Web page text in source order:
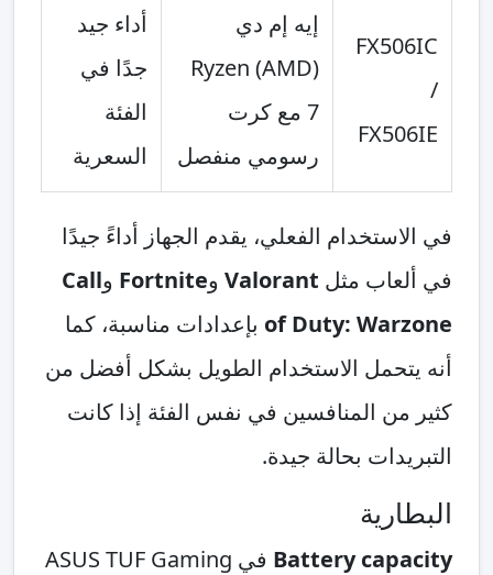
FX506IC
/
FX506IE
إيه إم دي
(AMD) Ryzen
7 مع كرت
رسومي منفصل
أداء جيد
جدًا في
الفئة
السعرية
في الاستخدام الفعلي، يقدم الجهاز أداءً جيدًا
في ألعاب مثل Valorant وFortnite وCall
of Duty: Warzone بإعدادات مناسبة، كما
أنه يتحمل الاستخدام الطويل بشكل أفضل من
كثير من المنافسين في نفس الفئة إذا كانت
التبريدات بحالة جيدة.
البطارية
Battery capacity
في ASUS TUF Gaming